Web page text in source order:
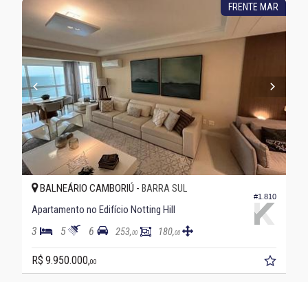
FRENTE MAR
#1.810
BALNEÁRIO CAMBORIÚ - BARRA SUL
Apartamento no Edifício Notting Hill
3 5 6 253,00 180,00
R$ 9.950.000,00